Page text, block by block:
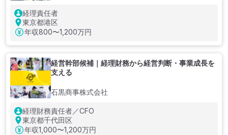
経理責任者
東京都港区
年収800〜1,200万円
経営幹部候補｜経理財務から経営判断・事業成長を
支える
石黒商事株式会社
経理財務責任者／CFO
東京都千代田区
年収1,000〜1,200万円